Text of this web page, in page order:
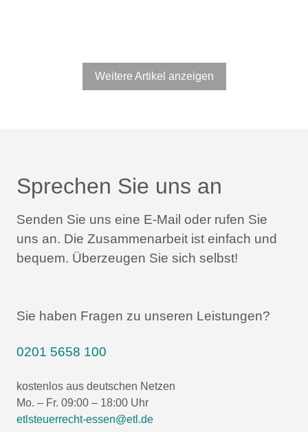
Weitere Artikel anzeigen
Sprechen Sie uns an
Senden Sie uns eine E-Mail oder rufen Sie
uns an. Die Zusammenarbeit ist einfach und
bequem. Überzeugen Sie sich selbst!
Sie haben Fragen zu unseren Leistungen?
0201 5658 100
kostenlos aus deutschen Netzen
Mo. – Fr. 09:00 – 18:00 Uhr
etlsteuerrecht-essen@etl.de